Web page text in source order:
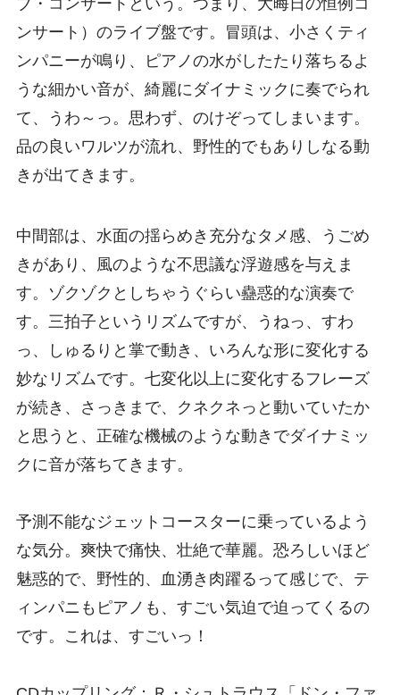
ブ・コンサートという。つまり、大晦日の恒例コ
ンサート）のライブ盤です。冒頭は、小さくティ
ンパニーが鳴り、ピアノの水がしたたり落ちるよ
うな細かい音が、綺麗にダイナミックに奏でられ
て、うわ～っ。思わず、のけぞってしまいます。
品の良いワルツが流れ、野性的でもありしなる動
きが出てきます。
中間部は、水面の揺らめき充分なタメ感、うごめ
きがあり、風のような不思議な浮遊感を与えま
す。ゾクゾクとしちゃうぐらい蠱惑的な演奏で
す。三拍子というリズムですが、うねっ、すわ
っ、しゅるりと掌で動き、いろんな形に変化する
妙なリズムです。七変化以上に変化するフレーズ
が続き、さっきまで、クネクネっと動いていたか
と思うと、正確な機械のような動きでダイナミッ
クに音が落ちてきます。
予測不能なジェットコースターに乗っているよう
な気分。爽快で痛快、壮絶で華麗。恐ろしいほど
魅惑的で、野性的、血湧き肉躍るって感じで、テ
ィンパニもピアノも、すごい気迫で迫ってくるの
です。これは、すごいっ！